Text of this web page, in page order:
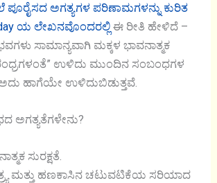
ಅಗತ್ಯಗಳ ಪರಿಣಾಮಗಳನ್ನು ಕುರಿತ
ಯ ಲೇಖನವೊಂದರಲ್ಲಿ ಈ ರೀತಿ ಹೇಳಿದೆ –
ಸಾಮಾನ್ಯವಾಗಿ ಮಕ್ಕಳ ಭಾವನಾತ್ಮಕ
ಉಳಿದು ಮುಂದಿನ ಸಂಬಂಧಗಳ
ಹಾಗೆಯೇ ಉಳಿದುಬಿಡುತ್ತವೆ.
ಅಗತ್ಯತೆಗಳೇನು?
ಸುರಕ್ಷತೆ.
ಮತ್ತು ಹಣಕಾಸಿನ ಚಟುವಟಿಕೆಯ ಸರಿಯಾದ